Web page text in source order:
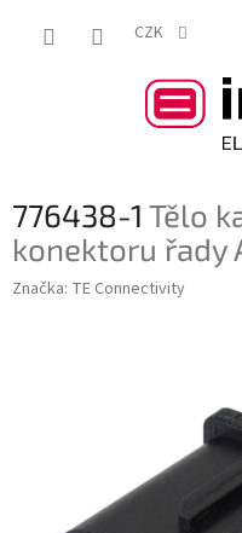
CZK
776438-1 Tělo
konektoru řady
Značka: TE Connectivity